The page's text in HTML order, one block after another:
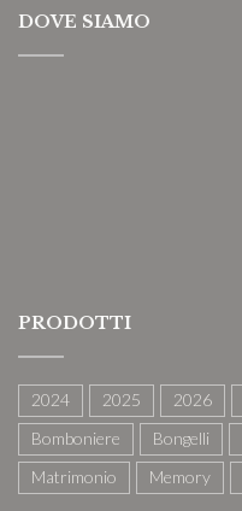
DOVE SIAMO
PRODOTTI
2024 2025 2026
Bomboniere
Bongelli
Matrimonio
Memory